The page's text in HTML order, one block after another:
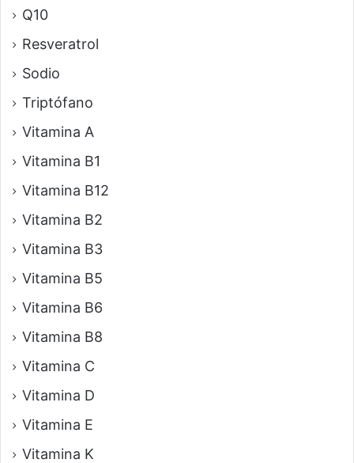
Q10
Resveratrol
Sodio
Triptófano
Vitamina A
Vitamina B1
Vitamina B12
Vitamina B2
Vitamina B3
Vitamina B5
Vitamina B6
Vitamina B8
Vitamina C
Vitamina D
Vitamina E
Vitamina K